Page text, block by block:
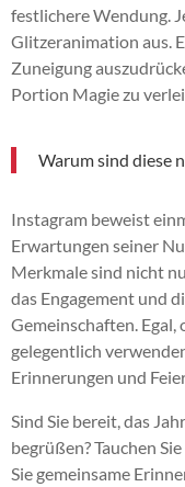
festlichere Wendung.
Glitzeranimation aus.
Zuneigung
Portion Magie zu
Warum sind diese
Instagram beweist
Erwartungen seiner
Merkmale sind nicht
das Engagement und
Gemeinschaften.
gelegentlich
Erinnerungen und
Sind Sie bereit, das
begrüßen? Tauchen
Sie gemeinsame